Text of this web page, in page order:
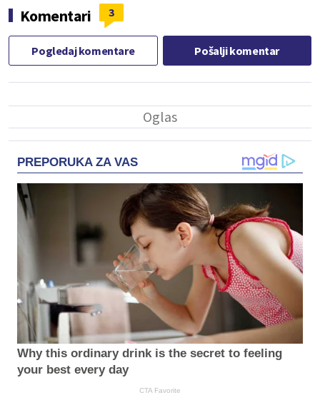
Komentari 3
Pogledaj komentare Pošalji komentar
PREPORUKA ZA VAS
Why this ordinary drink is the secret to feeling
your best every day
CTA Favorite